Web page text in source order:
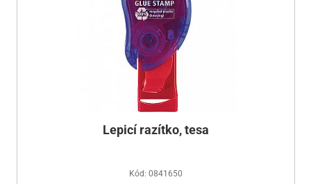
Lepicí razítko, tesa
Kód: 0841650